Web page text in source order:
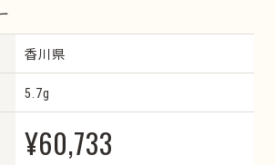
香川県
5.7g
¥60,733